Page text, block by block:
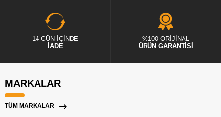
14 GÜN İÇİNDE
İADE
%100 ORİJİNAL
ÜRÜN GARANTİSİ
MARKALAR
TÜM MARKALAR